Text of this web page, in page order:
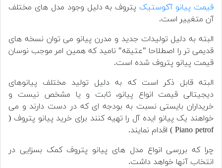
قیمت پیانو آکوستیک پتروف به دلیل وجود مدل های مختلف
آن متغییر است.
البته به دلیل تولیدات جدید و مدرن پیانو می توان نسخه های
قدیمی تر را اصطلاحا "عتیقه" نامید که همین امر موجب نوسان
قیمت پیانو پتروف شده است.
البته قابل ذکر است که به دلیل تولید مختلف پیانوهای
دیجیتالی قیمت انواع پیانو، ثابت و یا مشخص نیست و
خریداران بایستی نسبت به بودجه ای که در دست دارند و می
خواهند یک پیانو ایده آل را تهیه کنند برای خرید پیانو پتروف (
Piano petrof ) اقدام نمایند.
چرا که بررسی انواع مدل های پیانو پتروف کمک بسزایی در
انتخاب آنها خواهد داشت.